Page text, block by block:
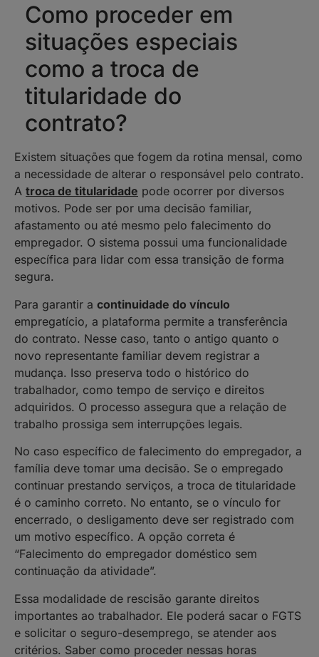
Como proceder em
situações especiais
como a troca de
titularidade do
contrato?
Existem situações que fogem da rotina mensal, como
a necessidade de alterar o responsável pelo contrato.
A troca de titularidade pode ocorrer por diversos
motivos. Pode ser por uma decisão familiar,
afastamento ou até mesmo pelo falecimento do
empregador. O sistema possui uma funcionalidade
específica para lidar com essa transição de forma
segura.
Para garantir a continuidade do vínculo
empregatício, a plataforma permite a transferência
do contrato. Nesse caso, tanto o antigo quanto o
novo representante familiar devem registrar a
mudança. Isso preserva todo o histórico do
trabalhador, como tempo de serviço e direitos
adquiridos. O processo assegura que a relação de
trabalho prossiga sem interrupções legais.
No caso específico de falecimento do empregador, a
família deve tomar uma decisão. Se o empregado
continuar prestando serviços, a troca de titularidade
é o caminho correto. No entanto, se o vínculo for
encerrado, o desligamento deve ser registrado com
um motivo específico. A opção correta é
“Falecimento do empregador doméstico sem
continuação da atividade”.
Essa modalidade de rescisão garante direitos
importantes ao trabalhador. Ele poderá sacar o FGTS
e solicitar o seguro-desemprego, se atender aos
critérios. Saber como proceder nessas horas